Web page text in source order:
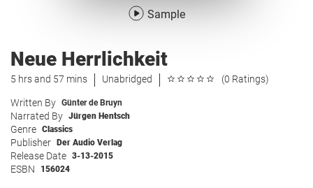
Sample
Neue Herrlichkeit
5 hrs and 57 mins Unabridged (0 Ratings)
Written By Günter de Bruyn
Narrated By Jürgen Hentsch
Genre Classics
Publisher Der Audio Verlag
Release Date 3-13-2015
ESBN 156024